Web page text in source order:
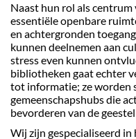
Naast hun rol als
essentiële openbare
en achtergronden
kunnen deelnemen aan
stress even kunnen
bibliotheken gaat echter
tot informatie; ze worden
gemeenschapshubs die
bevorderen van de
Wij zijn gespecialiseerd